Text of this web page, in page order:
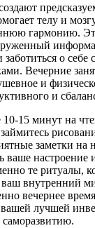
телу и
гармонию.
о себе
Вечерние
и
и
15 минут на
заметки на
ваше настроение
те ритуалы,
ваш внутренний
вечернее
лучшей